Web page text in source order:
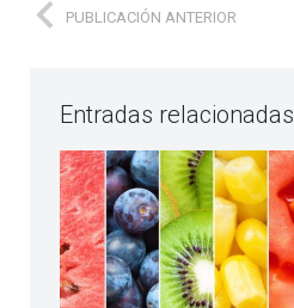
PUBLICACIÓN ANTERIOR
Entradas relacionadas